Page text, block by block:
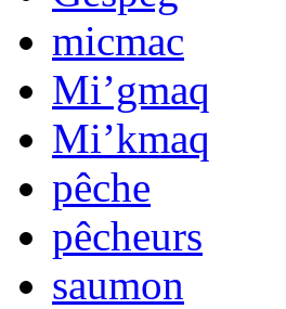
micmac
Mi’gmaq
Mi’kmaq
pêche
pêcheurs
saumon